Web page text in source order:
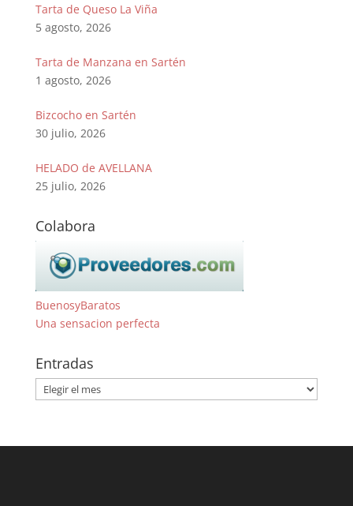
Tarta de Queso La Viña
5 agosto, 2026
Tarta de Manzana en Sartén
1 agosto, 2026
Bizcocho en Sartén
30 julio, 2026
HELADO de AVELLANA
25 julio, 2026
Colabora
BuenosyBaratos
Una sensacion perfecta
Entradas
Entradas